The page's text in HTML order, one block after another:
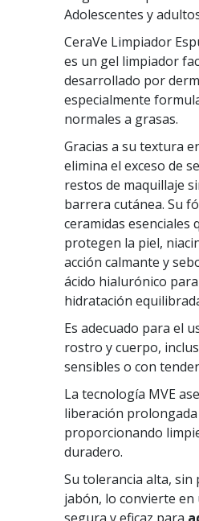
Adolescentes y
CeraVe Limpiador
es un gel limpiador
desarrollado por
especialmente
normales a grasas.
Gracias a su textura
elimina el exceso de
restos de maquillaje
barrera cutánea. Su
ceramidas esenciales
protegen la piel,
acción calmante y
ácido hialurónico
hidratación
Es adecuado para el
rostro y cuerpo,
sensibles o con
La tecnología MVE
liberación prolongada
proporcionando
duradero.
Su tolerancia alta, sin
jabón, lo convierte en